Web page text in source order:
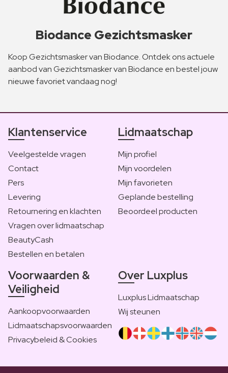
Biodance Gezichtsmasker
Koop Gezichtsmasker van Biodance. Ontdek ons actuele
aanbod van Gezichtsmasker van Biodance en bestel jouw
nieuwe favoriet vandaag nog!
Klantenservice
Veelgestelde vragen
Contact
Pers
Levering
Retournering en klachten
Vragen over lidmaatschap
BeautyCash
Bestellen en betalen
Lidmaatschap
Mijn profiel
Mijn voordelen
Mijn favorieten
Geplande bestelling
Beoordeel producten
Voorwaarden &
Veiligheid
Aankoopvoorwaarden
Lidmaatschapsvoorwaarden
Privacybeleid & Cookies
Over Luxplus
Luxplus Lidmaatschap
Wij steunen